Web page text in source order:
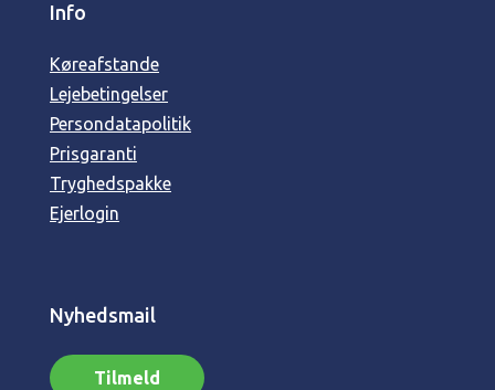
Info
Køreafstande
Lejebetingelser
Persondatapolitik
Prisgaranti
Tryghedspakke
Ejerlogin
Nyhedsmail
Tilmeld